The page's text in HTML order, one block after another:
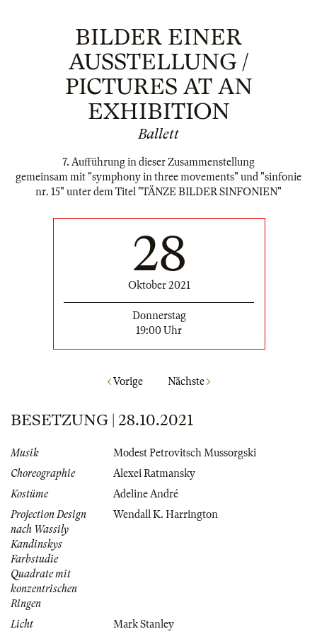
BILDER EINER
AUSSTELLUNG /
PICTURES AT AN
EXHIBITION
Ballett
7. Aufführung in dieser Zusammenstellung
gemeinsam mit "symphony in three movements" und "sinfonie
nr. 15" unter dem Titel "TÄNZE BILDER SINFONIEN"
28
Oktober 2021
Donnerstag
19:00 Uhr
Vorige Nächste
BESETZUNG | 28.10.2021
Musik
Modest Petrovitsch Mussorgski
Choreographie
Alexei Ratmansky
Kostüme
Adeline André
Projection Design
nach Wassily
Kandinskys
Farbstudie
Quadrate mit
konzentrischen
Ringen
Wendall K. Harrington
Licht Mark Stanley